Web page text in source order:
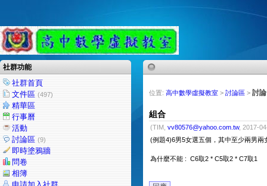
社群功能
社群首頁
文件區 (497)
精華區
行事曆
活動
討論區 (9)
即時塗鴉牆
問卷
相簿
位置: 高中數學虛擬教室 > 討論區 > 討論
組合
(TIM, vv80576@yahoo.com.tw, 2017-
(例題4)6男5女選五個，其中至少兩男兩
為什麼不能 : C6取2 * C5取2 * C7取1